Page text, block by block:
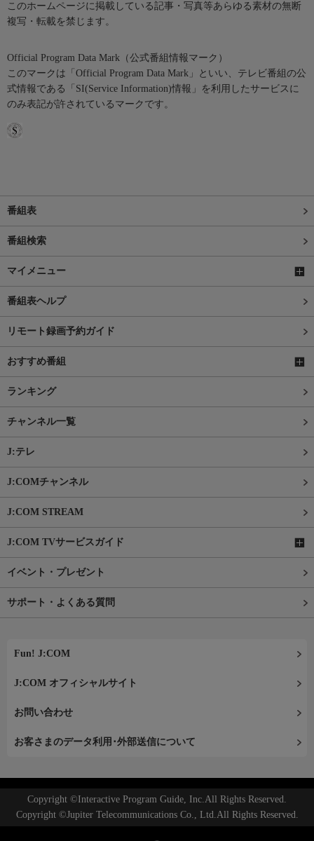
このホームページに掲載している記事・写真等あらゆる素材の無断
複写・転載を禁じます。
Official Program Data Mark（公式番組情報マーク）
このマークは「Official Program Data Mark」といい、テレビ番組の公
式情報である「SI(Service Information)情報」を利用したサービスに
のみ表記が許されているマークです。
番組表
番組検索
マイメニュー
番組表ヘルプ
リモート録画予約ガイド
おすすめ番組
ランキング
チャンネル一覧
J:テレ
J:COMチャンネル
J:COM STREAM
J:COM TVサービスガイド
イベント・プレゼント
サポート・よくある質問
Fun! J:COM
J:COM オフィシャルサイト
お問い合わせ
お客さまのデータ利用･外部送信について
Copyright ©Interactive Program Guide, Inc.All Rights Reserved.
Copyright ©Jupiter Telecommunications Co., Ltd.All Rights Reserved.